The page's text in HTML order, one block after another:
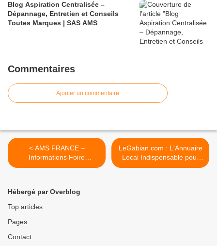
Blog Aspiration Centralisée –
Dépannage, Entretien et Conseils
Toutes Marques | SAS AMS
Commentaires
Ajouter un commentaire
< AMS FRANCE –
Informations Foire
Internationale de
LeGabian.com : L'Annuaire
Local Indispensable pour
Port-Saint-Louis-du-Rhône
Hébergé par Overblog
Top articles
Pages
Contact